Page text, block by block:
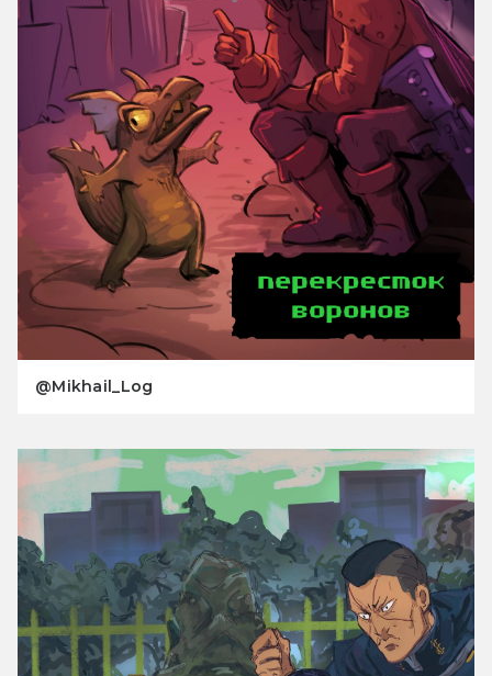
@Mikhail_Log